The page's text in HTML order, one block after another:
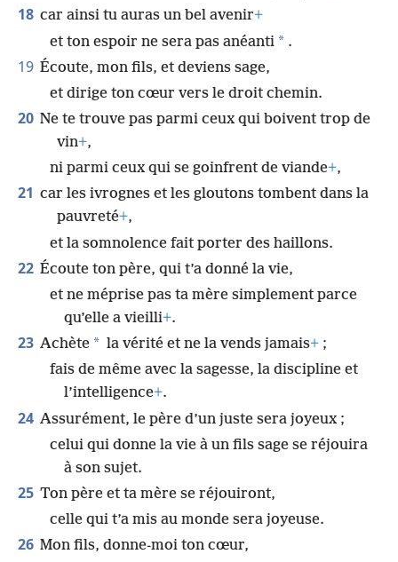
18 car ainsi tu auras un bel avenir+
et ton espoir ne sera pas anéanti * .
19 Écoute, mon fils, et deviens sage,
et dirige ton cœur vers le droit chemin.
20 Ne te trouve pas parmi ceux qui boivent trop de
vin+,
ni parmi ceux qui se goinfrent de viande+,
21 car les ivrognes et les gloutons tombent dans la
pauvreté+,
et la somnolence fait porter des haillons.
22 Écoute ton père, qui t’a donné la vie,
et ne méprise pas ta mère simplement parce
qu’elle a vieilli+.
23 Achète * la vérité et ne la vends jamais+ ;
fais de même avec la sagesse, la discipline et
l’intelligence+.
24 Assurément, le père d’un juste sera joyeux ;
celui qui donne la vie à un fils sage se réjouira
à son sujet.
25 Ton père et ta mère se réjouiront,
celle qui t’a mis au monde sera joyeuse.
26 Mon fils, donne-moi ton cœur,